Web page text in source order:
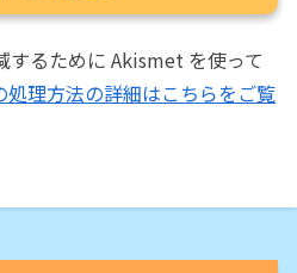
するために Akismet を使って
処理方法の詳細はこちらをご覧